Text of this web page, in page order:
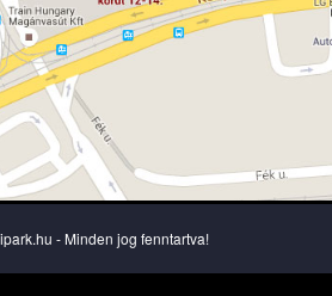
- Minden jog fenntartva!